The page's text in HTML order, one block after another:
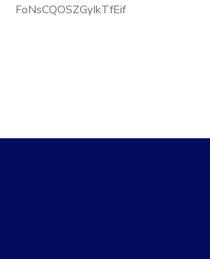
FoNsCQOSZGyIkTfEif